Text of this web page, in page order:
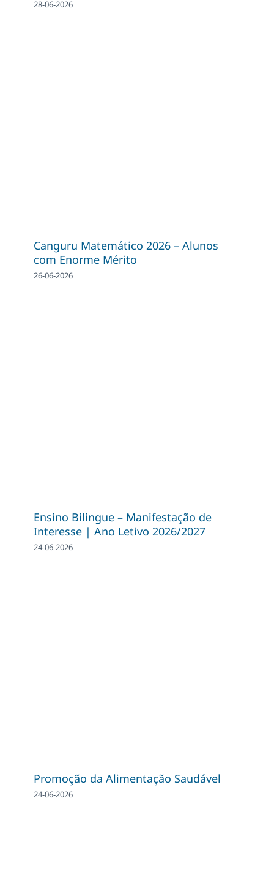
28-06-2026
Canguru Matemático 2026 – Alunos
com Enorme Mérito
26-06-2026
Ensino Bilingue – Manifestação de
Interesse | Ano Letivo 2026/2027
24-06-2026
Promoção da Alimentação Saudável
24-06-2026